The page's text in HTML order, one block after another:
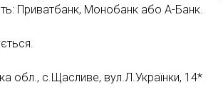
Приватбанк, Монобанк або А-Банк.
обл., с.Щасливе, вул.Л.Українки, 14*